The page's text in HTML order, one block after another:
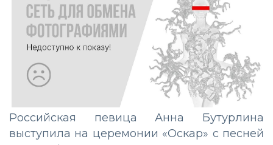
Российская певица Анна Бутурлина
выступила на церемонии «Оскар» с песней